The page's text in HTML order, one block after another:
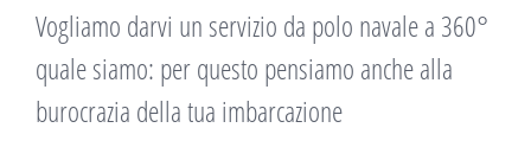
Vogliamo darvi un servizio da polo navale a 360°
quale siamo: per questo pensiamo anche alla
burocrazia della tua imbarcazione